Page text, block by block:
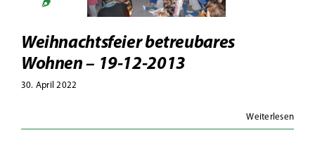
2013
Weihnachtsfeier betreubares
Wohnen – 19-12-2013
30. April 2022
Weiterlesen